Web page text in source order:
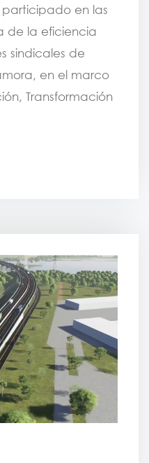
participado en las
de la eficiencia
sindicales de
en el marco
Transformación